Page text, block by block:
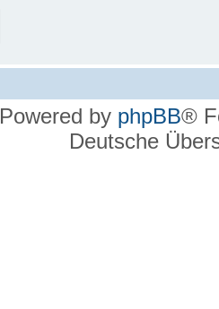
Powered by phpBB®
Deutsche